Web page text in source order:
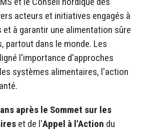
acteurs et initiatives engagés à
à garantir une alimentation sûre
partout dans le monde. Les
l'importance d'approches
systèmes alimentaires, l'action
après le Sommet sur les
et de l'Appel à l'Action du